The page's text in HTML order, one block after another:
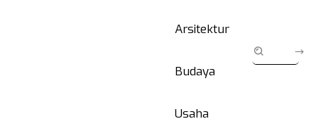
Arsitektur
Budaya
Usaha